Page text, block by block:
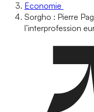
Economie
Sorgho : Pierre
l’interprofession